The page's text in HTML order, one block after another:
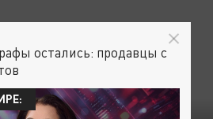
остались: продавцы с